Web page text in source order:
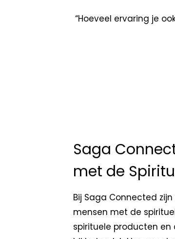
“Hoeveel ervaring je
Saga
met de
Bij Saga Connected
mensen met de
spirituele producten en